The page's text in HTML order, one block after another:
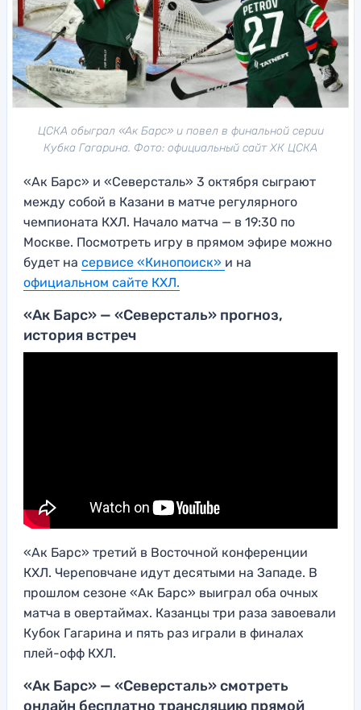
ЦСКА обыграл «Ак Барс» и повел в финальной серии
Кубка Гагарина. Фото: официальный сайт ХК ЦСКА
«Ак Барс» и «Северсталь» 3 октября сыграют
между собой в Казани в матче регулярного
чемпионата КХЛ. Начало матча — в 19:30 по
Москве. Посмотреть игру в прямом эфире можно
будет на сервисе «Кинопоиск» и на
официальном сайте КХЛ.
«Ак Барс» — «Северсталь» прогноз,
история встреч
«Ак Барс» третий в Восточной конференции
КХЛ. Череповчане идут десятыми на Западе. В
прошлом сезоне «Ак Барс» выиграл оба очных
матча в овертаймах. Казанцы три раза завоевали
Кубок Гагарина и пять раз играли в финалах
плей-офф КХЛ.
«Ак Барс» — «Северсталь» смотреть
онлайн бесплатно трансляцию прямой